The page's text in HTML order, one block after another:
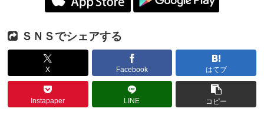
ＳＮＳでシェアする
X Facebook はてブ
Instapaper LINE コピー